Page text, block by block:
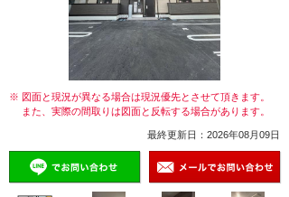
※ 図面と現況が異なる場合は現況優先とさせて頂きます。
また、実際の間取りは図面と反転する場合があります。
最終更新日：2026年08月09日